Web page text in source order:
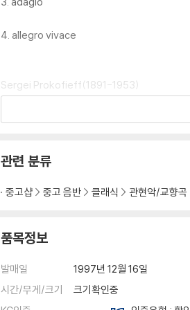
4. allegro vivace
Sergei Prokofieff(1891-1953)
6. larghetto
관련 분류
중고샵 중고 음반 클래식 관현악/교향곡
품목정보
발매일
1997년 12월 16일
시간/무게/크기
크기확인중